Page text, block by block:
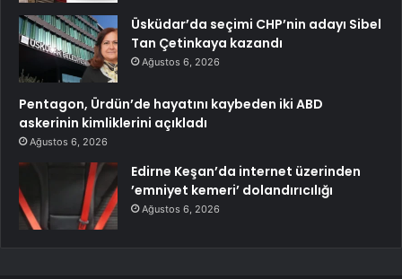
Üsküdar’da seçimi CHP’nin adayı Sibel
Tan Çetinkaya kazandı
Ağustos 6, 2026
Pentagon, Ürdün’de hayatını kaybeden iki ABD
askerinin kimliklerini açıkladı
Ağustos 6, 2026
Edirne Keşan’da internet üzerinden
’emniyet kemeri’ dolandırıcılığı
Ağustos 6, 2026